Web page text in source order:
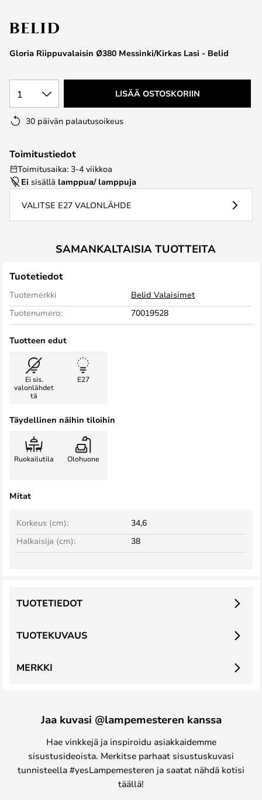
the
gallery
Gloria Riippuvalaisin Ø380 Messinki/Kirkas Lasi - Belid
1 LISÄÄ OSTOSKORIIN
30 päivän palautusoikeus
Toimitustiedot
Toimitusaika: 3-4 viikkoa
Ei sisällä lamppua/ lamppuja
VALITSE E27 VALONLÄHDE
SAMANKALTAISIA TUOTTEITA
Tuotetiedot
Tuotemerkki
Belid Valaisimet
Tuotenumero:
70019528
Tuotteen edut
Ei sis.
valonlähdet
tä
E27
Täydellinen näihin tiloihin
Ruokailutila Olohuone
Mitat
Korkeus (cm):
34,6
Halkaisija (cm):
38
TUOTEKUVAUS
TUOTETIEDOT
MERKKI
Jaa kuvasi @lampemesteren kanssa
Hae vinkkejä ja inspiroidu asiakkaidemme
sisustusideoista. Merkitse parhaat sisustuskuvasi
tunnisteella #yesLampemesteren ja saatat nähdä kotisi
täällä!